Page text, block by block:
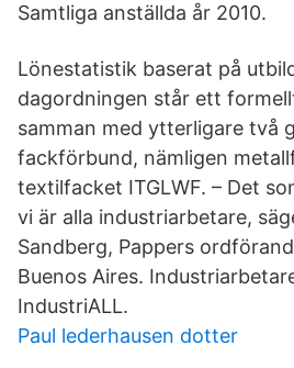
Samtliga anställda år 2010.
Lönestatistik baserat på
dagordningen står ett
samman med ytterligare två
fackförbund, nämligen
textilfacket ITGLWF. – Det
vi är alla industriarbetare,
Sandberg, Pappers
Buenos Aires.
IndustriALL.
Paul lederhausen dotter